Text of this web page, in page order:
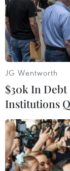
TIN LIÊN
JG Wentworth
$30k In
Institutions